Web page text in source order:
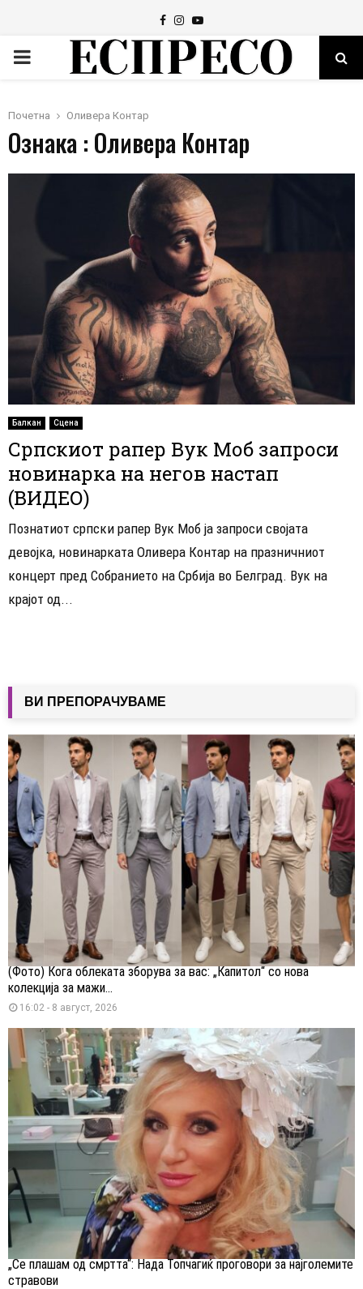
Facebook
Instagram
Youtube
PRIMARY
Почетна Оливера Контар
Ознака : Оливера Контар
Балкан Сцена
Српскиот рапер Вук Моб запроси
новинарка на негов настап
(ВИДЕО)
Познатиот српски рапер Вук Моб ја запроси својата
девојка, новинарката Оливера Контар на празничниот
концерт пред Собранието на Србија во Белград. Вук на
крајот од...
ВИ ПРЕПОРАЧУВАМЕ
(Фото) Кога облеката зборува за вас: „Капитол“ со нова
колекција за мажи...
16:02 - 8 август, 2026
„Се плашам од смртта“: Нада Топчагиќ проговори за најголемите
стравови